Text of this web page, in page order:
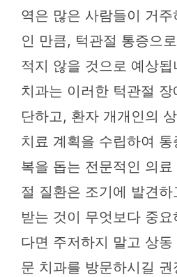
역은 많은 사람들이 거
인 만큼, 턱관절 통증으
적지 않을 것으로 예상
치과는 이러한 턱관절
단하고, 환자 개개인의
치료 계획을 수립하여
복을 돕는 전문적인 의
절 질환은 조기에 발견
받는 것이 무엇보다 중
다면 주저하지 말고 상
문 치과를 방문하시길 권